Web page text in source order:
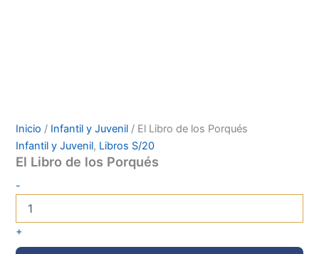
Inicio / Infantil y Juvenil / El Libro de los Porqués
Infantil y Juvenil, Libros S/20
El Libro de los Porqués
-
+